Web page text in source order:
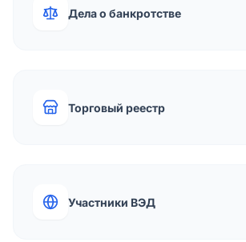
Дела о банкротстве
Торговый реестр
Участники ВЭД